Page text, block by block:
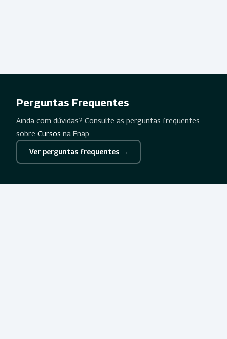
Perguntas Frequentes
Ainda com dúvidas? Consulte as perguntas frequentes
sobre Cursos na Enap.
Ver perguntas frequentes →